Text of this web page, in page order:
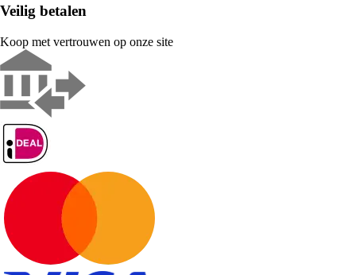
Veilig betalen
Koop met vertrouwen op onze site